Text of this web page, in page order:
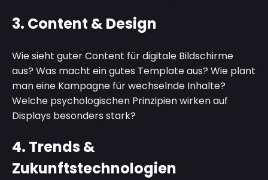
3. Content & Design
Wie sieht guter Content für digitale Bildschirme
aus? Was macht ein gutes Template aus? Wie plant
man eine Kampagne für wechselnde Inhalte?
Welche psychologischen Prinzipien wirken auf
Displays besonders stark?
4. Trends &
Zukunftstechnologien